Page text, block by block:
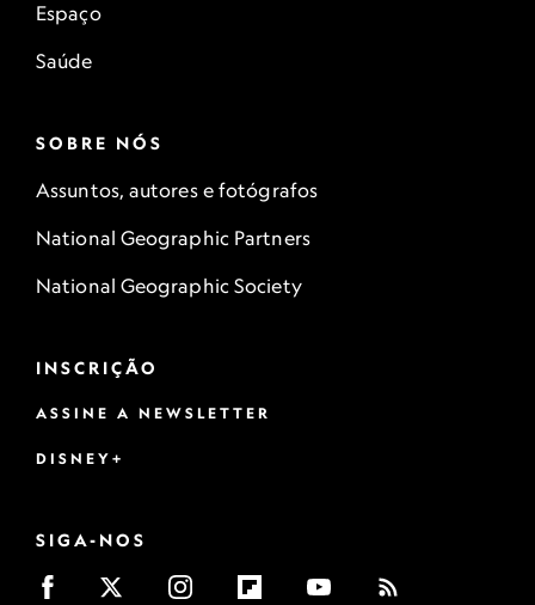
Espaço
Saúde
SOBRE NÓS
Assuntos, autores e fotógrafos
National Geographic Partners
National Geographic Society
INSCRIÇÃO
ASSINE A NEWSLETTER
DISNEY+
SIGA-NOS